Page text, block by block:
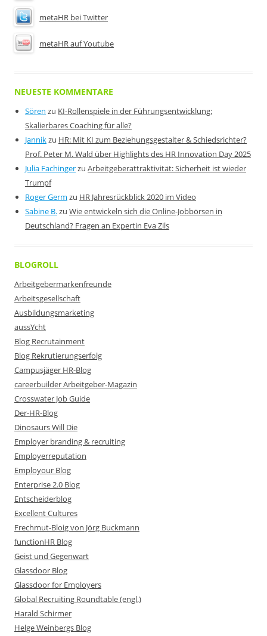
metaHR bei Twitter
metaHR auf Youtube
NEUESTE KOMMENTARE
Sören zu KI-Rollenspiele in der Führungsentwicklung:
Skalierbares Coaching für alle?
Jannikzu HR: Mit KI zum Beziehungsgestalter & Schiedsrichter?
Prof. Peter M. Wald über Highlights des HR Innovation Day 2025
Julia Fachingerzu Arbeitgeberattraktivität: Sicherheit ist wieder
Trumpf
Roger Germ zu HR Jahresrückblick 2020 im Video
Sabine B.zu Wie entwickeln sich die Online-Jobbörsen in
Deutschland? Fragen an Expertin Eva Zils
BLOGROLL
Arbeitgebermarkenfreunde
Arbeitsgesellschaft
Ausbildungsmarketing
aussYcht
Blog Recrutainment
Blog Rekrutierungserfolg
Campusjäger HR-Blog
careerbuilder Arbeitgeber-Magazin
Crosswater Job Guide
Der-HR-Blog
Dinosaurs Will Die
Employer branding & recruiting
Employerreputation
Employour Blog
Enterprise 2.0 Blog
Entscheiderblog
Excellent Cultures
Frechmut-Bloig von Jörg Buckmann
functionHR Blog
Geist und Gegenwart
Glassdoor Blog
Glassdoor for Employers
Global Recruiting Roundtable (engl.)
Harald Schirmer
Helge Weinbergs Blog